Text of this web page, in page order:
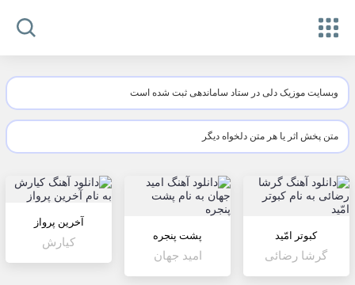
وبسایت موزیک دلی در ستاد ساماندهی ثبت شده است
متن پخش اثر یا هر متن دلخواه دیگر
کبوتر امّید
گرشا رضائی
پشت پنجره
امید جهان
آخرین پرواز
کیارش